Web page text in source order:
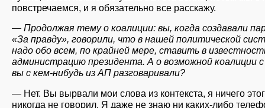
повстречаемся, и я обязательно все расскажу.
— Продолжая тему о коалиции: вы, когда создавали
«За правду», говорили, что в нашей политической
надо обо всем, по крайней мере, ставить в
администрацию президента. А о возможной коалиции
вы с кем-нибудь из АП разговаривали?
— Нет. Вы вырвали мои слова из контекста, я ничего
никогда не говорил. Я даже не знаю ни каких-либо